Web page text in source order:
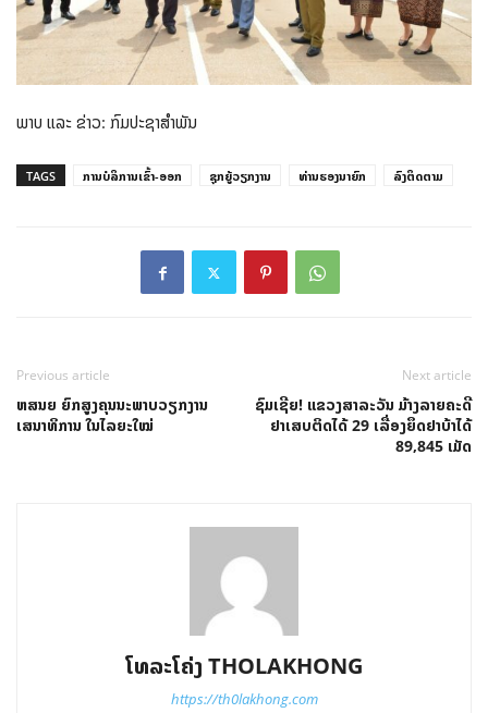
ພາບ ແລະ ຂ່າວ: ກົມປະຊາສຳພັນ
TAGS ການບໍລິການເຂົ້າ-ອອກ ຊຸກຍູ້ວຽກງານ ທ່ານຮອງນາຍົກ ລົງຕິດຕາມ
Previous article
ຫສນຍ ຍົກສູງຄຸນນະພາບວຽກງານ
ເສນາທິການ ໃນໄລຍະໃໝ່
Next article
ຊົມເຊີຍ! ແຂວງສາລະວັນ ມ້າງລາຍຄະດີ
ຢາເສບຕິດໄດ້ 29 ເລື່ອງຍຶດຢາບ້າໄດ້
89,845 ເມັດ
ໂທລະໂຄ່ງ THOLAKHONG
https://th0lakhong.com